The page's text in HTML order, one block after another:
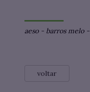
aeso- barros melo-
voltar